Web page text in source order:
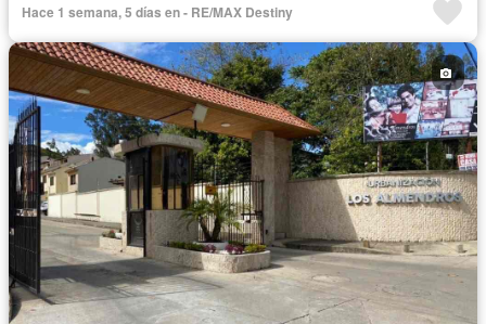
Hace 1 semana, 5 días en - RE/MAX Destiny